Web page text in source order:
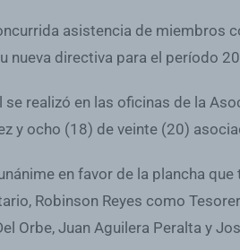
asistencia de miembros
nueva directiva para el período
realizó en las oficinas de la
y ocho (18) de veinte (20)
en favor de la plancha
Robinson Reyes como
Orbe, Juan Aguilera Peralta y